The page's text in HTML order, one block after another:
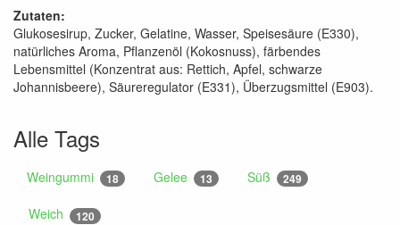
Zutaten:
Glukosesirup, Zucker, Gelatine, Wasser, Speisesäure (E330),
natürliches Aroma, Pflanzenöl (Kokosnuss), färbendes
Lebensmittel (Konzentrat aus: Rettich, Apfel, schwarze
Johannisbeere), Säureregulator (E331), Überzugsmittel (E903).
Alle Tags
Weingummi 18 Gelee 13 Süß 249
Weich 120